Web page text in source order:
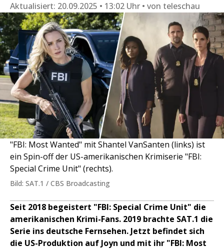
Aktualisiert: 20.09.2025 • 13:02 Uhr von teleschau
"FBI: Most Wanted" mit Shantel VanSanten (links) ist
ein Spin-off der US-amerikanischen Krimiserie "FBI:
Special Crime Unit" (rechts).
Bild: SAT.1 / CBS Broadcasting
Seit 2018 begeistert "FBI: Special Crime Unit" die
amerikanischen Krimi-Fans. 2019 brachte SAT.1 die
Serie ins deutsche Fernsehen. Jetzt befindet sich
die US-Produktion auf Joyn und mit ihr "FBI: Most